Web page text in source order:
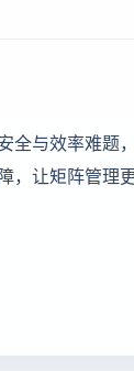
全与效率难题
，让矩阵管理